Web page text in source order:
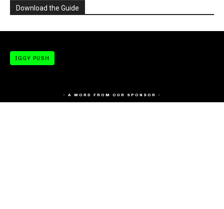
Download the Guide
IGGY PUSH
- A WORD FROM OUR SPONSOR -